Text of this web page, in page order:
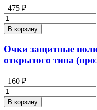
475 ₽
В корзину
Очки защитные
открытого типа
160 ₽
В корзину